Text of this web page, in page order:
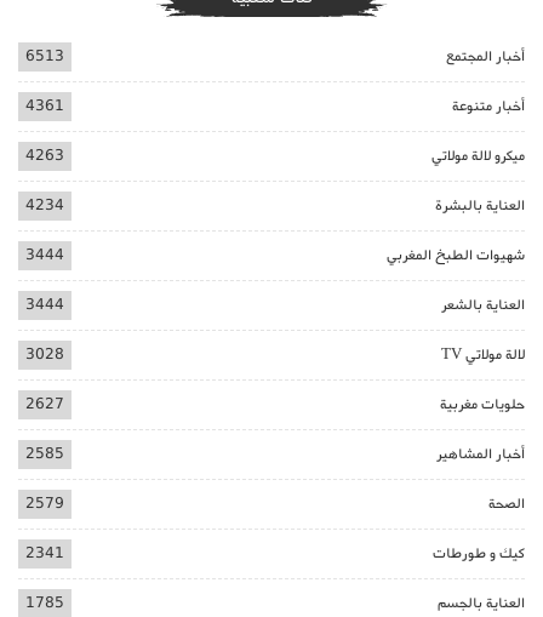
أخبار المجتمع 6513
أخبار متنوعة 4361
ميكرو لالة مولاتي 4263
العناية بالبشرة 4234
شهيوات الطبخ المغربي 3444
العناية بالشعر 3444
لالة مولاتي TV 3028
حلويات مغربية 2627
أخبار المشاهير 2585
الصحة 2579
كيك و طورطات 2341
العناية بالجسم 1785